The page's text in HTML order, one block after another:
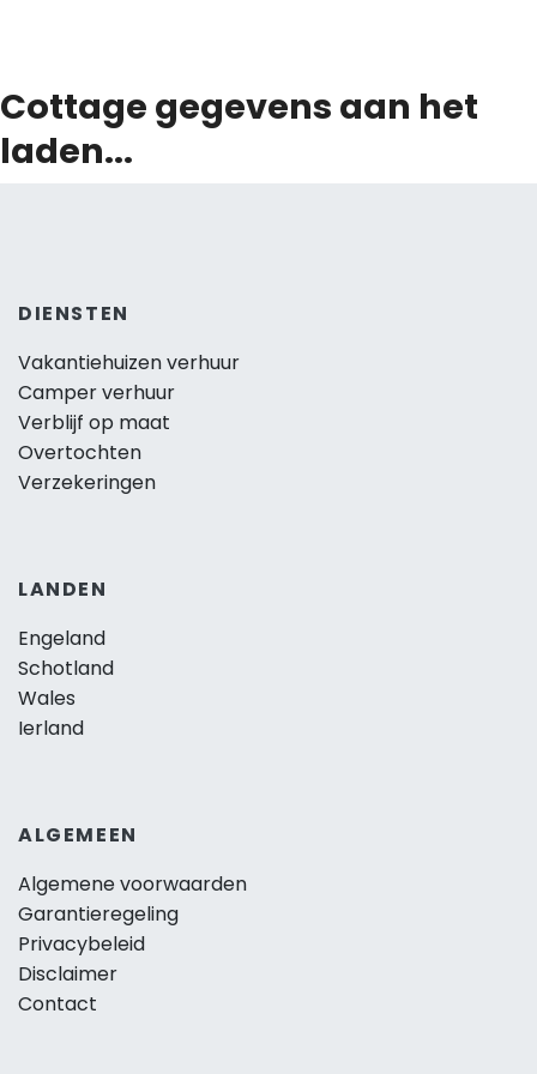
Cottage gegevens aan het
laden...
DIENSTEN
Vakantiehuizen verhuur
Camper verhuur
Verblijf op maat
Overtochten
Verzekeringen
LANDEN
Engeland
Schotland
Wales
Ierland
ALGEMEEN
Algemene voorwaarden
Garantieregeling
Privacybeleid
Disclaimer
Contact